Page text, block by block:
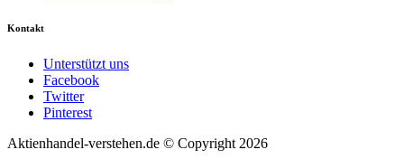
Kontakt
Unterstützt uns
Facebook
Twitter
Pinterest
Aktienhandel-verstehen.de © Copyright 2026